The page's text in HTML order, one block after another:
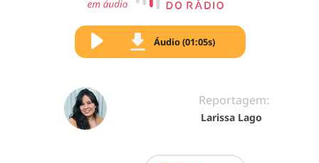
Áudio (01:05s)
Reportagem:
Larissa Lago